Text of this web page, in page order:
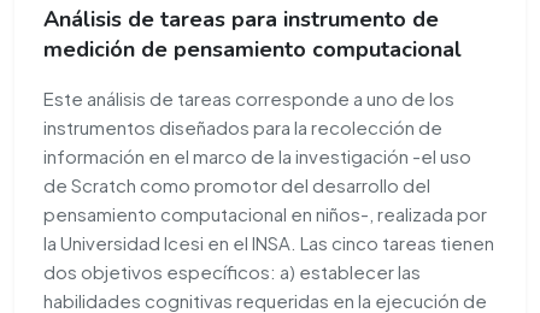
Análisis de tareas para instrumento de
medición de pensamiento computacional
Este análisis de tareas corresponde a uno de los
instrumentos diseñados para la recolección de
información en el marco de la investigación -el uso
de Scratch como promotor del desarrollo del
pensamiento computacional en niños-, realizada por
la Universidad Icesi en el INSA. Las cinco tareas tienen
dos objetivos específicos: a) establecer las
habilidades cognitivas requeridas en la ejecución de